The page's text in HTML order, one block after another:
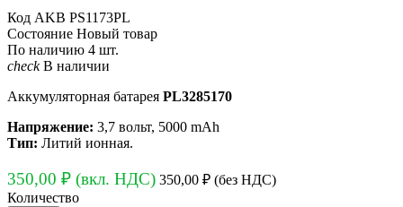
Код AKB PS1173PL
Состояние Новый товар
По наличию 4 шт.
checkВ наличии
Аккумуляторная батарея PL3285170
Напряжение: 3,7 вольт, 5000 mAh
Тип: Литий ионная.
350,00 ₽ (вкл. НДС) 350,00 ₽ (без НДС)
Количество